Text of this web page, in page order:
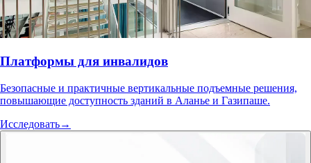
Платформы для инвалидов
Безопасные и практичные вертикальные подъемные решения,
повышающие доступность зданий в Аланье и Газипаше.
Исследовать→